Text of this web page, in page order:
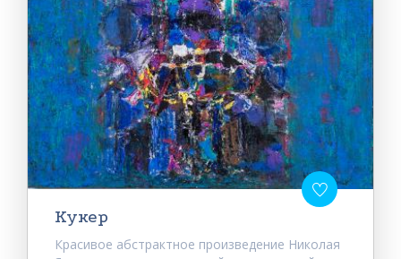
Кукер
Красивое абстрактное произведение Николая